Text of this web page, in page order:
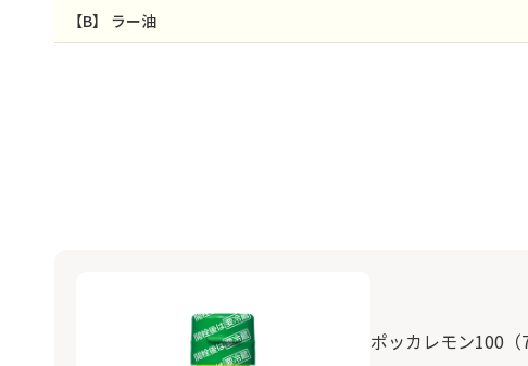
【B】 ラー油
ポッカレモン100（